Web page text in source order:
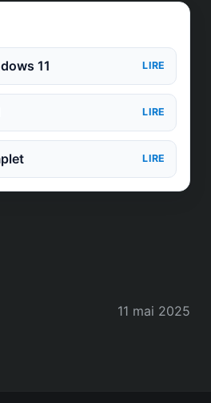
11 LIRE
LIRE
LIRE
11 mai 2025